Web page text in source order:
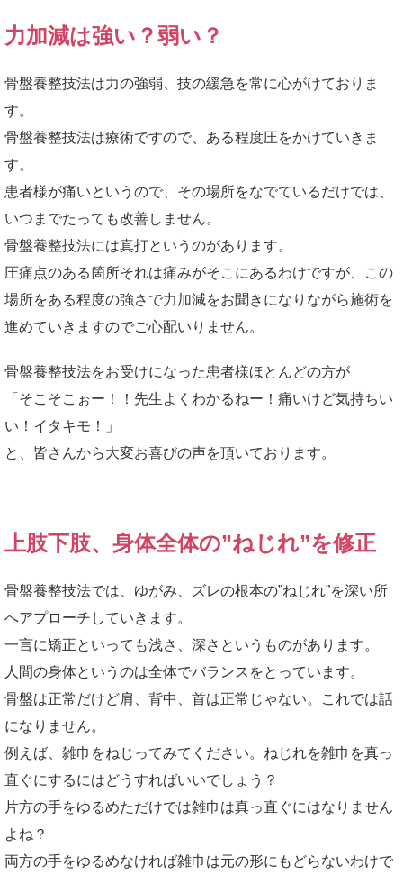
力加減は強い？弱い？
骨盤養整技法は力の強弱、技の緩急を常に心がけておりま
す。
骨盤養整技法は療術ですので、ある程度圧をかけていきま
す。
患者様が痛いというので、その場所をなでているだけでは、
いつまでたっても改善しません。
骨盤養整技法には真打というのがあります。
圧痛点のある箇所それは痛みがそこにあるわけですが、この
場所をある程度の強さで力加減をお聞きになりながら施術を
進めていきますのでご心配いりません。
骨盤養整技法をお受けになった患者様ほとんどの方が
「そこそこぉー！！先生よくわかるねー！痛いけど気持ちい
い！イタキモ！」
と、皆さんから大変お喜びの声を頂いております。
上肢下肢、身体全体の”ねじれ”を修正
骨盤養整技法では、ゆがみ、ズレの根本の”ねじれ”を深い所
へアプローチしていきます。
一言に矯正といっても浅さ、深さというものがあります。
人間の身体というのは全体でバランスをとっています。
骨盤は正常だけど肩、背中、首は正常じゃない。これでは話
になりません。
例えば、雑巾をねじってみてください。ねじれを雑巾を真っ
直ぐにするにはどうすればいいでしょう？
片方の手をゆるめただけでは雑巾は真っ直ぐにはなりません
よね？
両方の手をゆるめなければ雑巾は元の形にもどらないわけで